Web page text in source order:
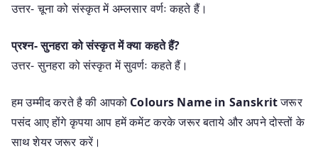
उत्तर- चूना को संस्कृत में अम्लसार वर्णः कहते हैं।
प्रश्न- सुनहरा को संस्कृत में क्या कहते हैं?
उत्तर- सुनहरा को संस्कृत में सुवर्णः कहते हैं।
हम उम्मीद करते है की आपको Colours Name in Sanskritजरूर
पसंद आए होंगे कृपया आप हमें कमेंट करके जरूर बताये और अपने दोस्तों के
साथ शेयर जरूर करें।